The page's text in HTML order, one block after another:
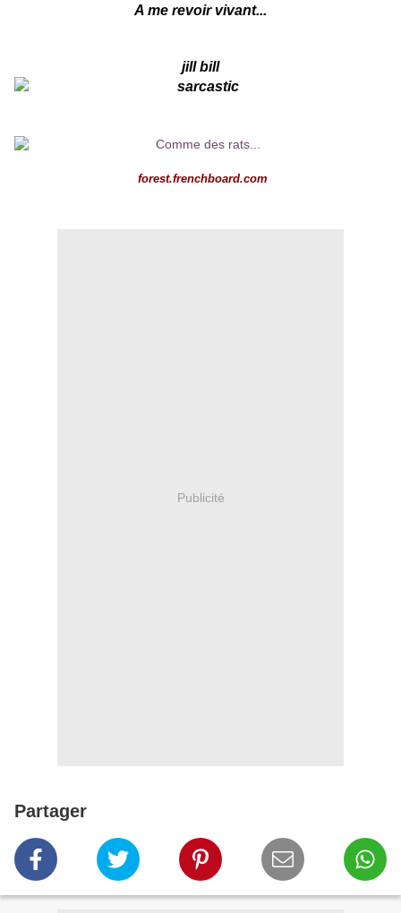
A me revoir vivant...
jill bill
forest.frenchboard.com
Publicité
Partager